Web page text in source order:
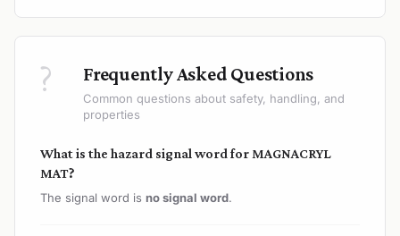
? Frequently Asked Questions
Common questions about safety, handling, and
properties
What is the hazard signal word for MAGNACRYL
MAT?
The signal word is no signal word.